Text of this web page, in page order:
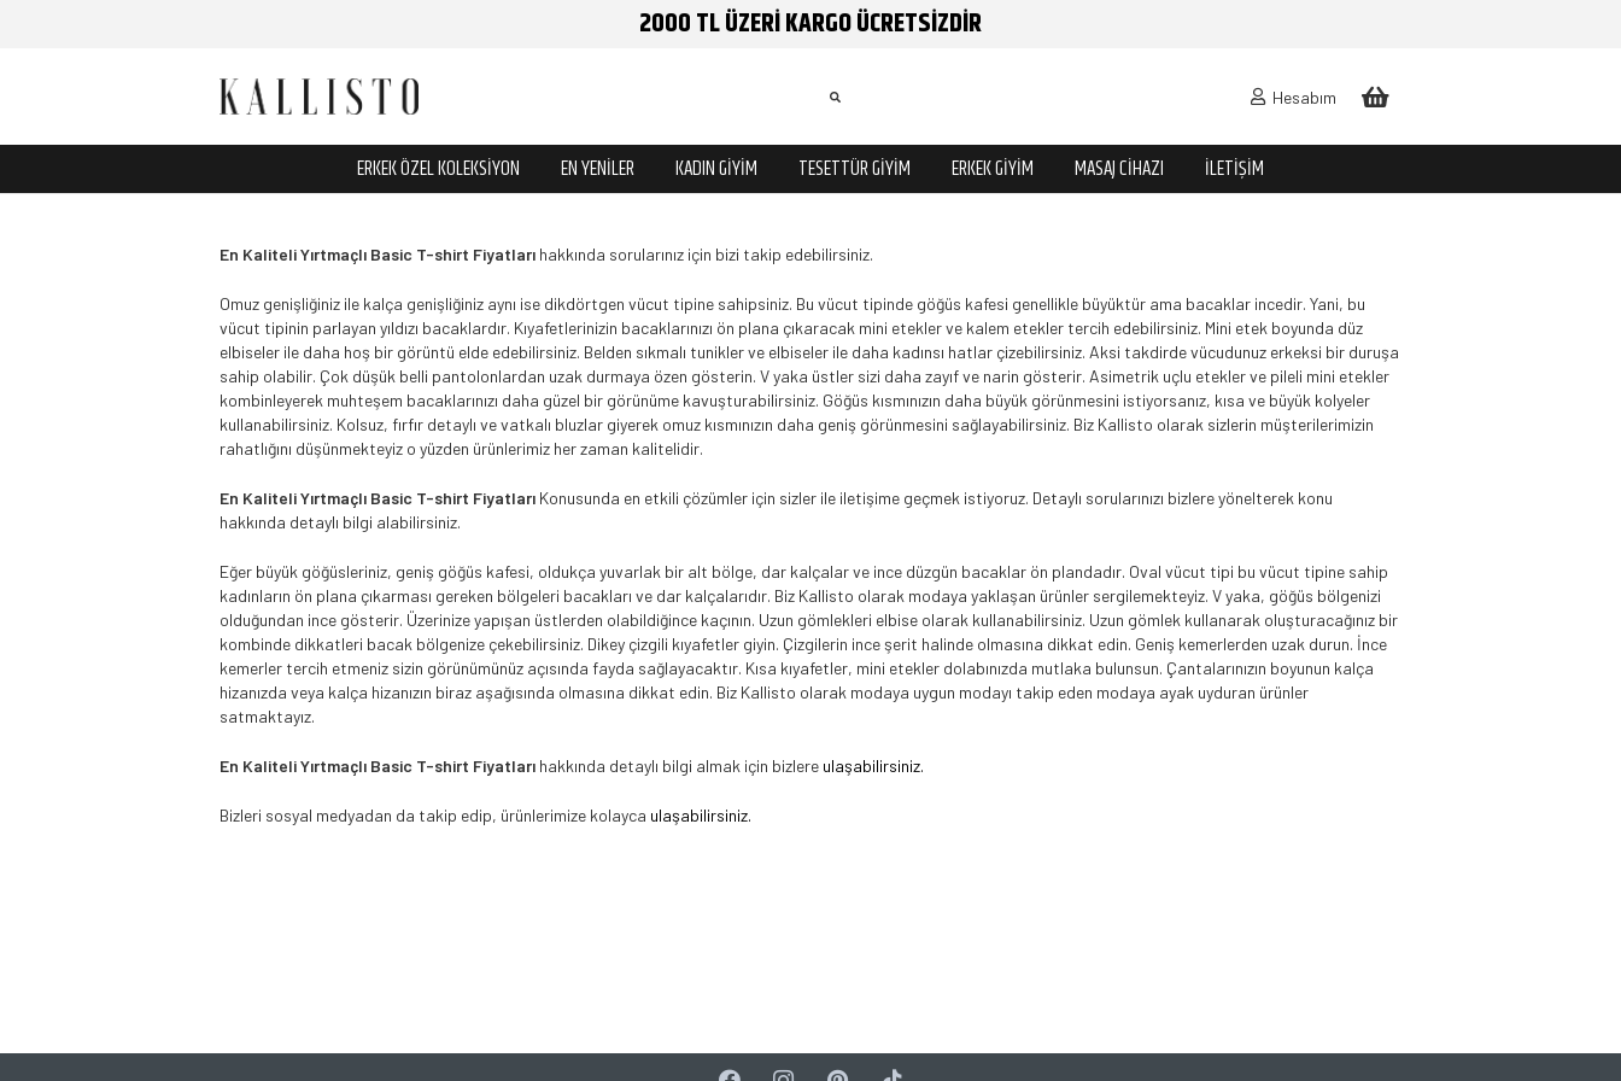
2000 TL ÜZERİ KARGO ÜCRETSİZDİR
Hesabım
ERKEK ÖZEL KOLEKSİYON EN YENİLER KADIN GİYİM TESETTÜR GİYİM ERKEK GİYİM MASAJ CIHAZI İLETIŞIM
En Kaliteli Yırtmaçlı Basic T-shirt Fiyatları hakkında sorularınız için bizi takip edebilirsiniz.
Omuz genişliğiniz ile kalça genişliğiniz aynı ise dikdörtgen vücut tipine sahipsiniz. Bu vücut tipinde göğüs kafesi genellikle büyüktür ama bacaklar incedir. Yani, bu
vücut tipinin parlayan yıldızı bacaklardır. Kıyafetlerinizin bacaklarınızı ön plana çıkaracak mini etekler ve kalem etekler tercih edebilirsiniz. Mini etek boyunda düz
elbiseler ile daha hoş bir görüntü elde edebilirsiniz. Belden sıkmalı tunikler ve elbiseler ile daha kadınsı hatlar çizebilirsiniz. Aksi takdirde vücudunuz erkeksi bir duruşa
sahip olabilir. Çok düşük belli pantolonlardan uzak durmaya özen gösterin. V yaka üstler sizi daha zayıf ve narin gösterir. Asimetrik uçlu etekler ve pileli mini etekler
kombinleyerek muhteşem bacaklarınızı daha güzel bir görünüme kavuşturabilirsiniz. Göğüs kısmınızın daha büyük görünmesini istiyorsanız, kısa ve büyük kolyeler
kullanabilirsiniz. Kolsuz, fırfır detaylı ve vatkalı bluzlar giyerek omuz kısmınızın daha geniş görünmesini sağlayabilirsiniz. Biz Kallisto olarak sizlerin müşterilerimizin
rahatlığını düşünmekteyiz o yüzden ürünlerimiz her zaman kalitelidir.
En Kaliteli Yırtmaçlı Basic T-shirt Fiyatları Konusunda en etkili çözümler için sizler ile iletişime geçmek istiyoruz. Detaylı sorularınızı bizlere yönelterek konu
hakkında detaylı bilgi alabilirsiniz.
Eğer büyük göğüsleriniz, geniş göğüs kafesi, oldukça yuvarlak bir alt bölge, dar kalçalar ve ince düzgün bacaklar ön plandadır. Oval vücut tipi bu vücut tipine sahip
kadınların ön plana çıkarması gereken bölgeleri bacakları ve dar kalçalarıdır. Biz Kallisto olarak modaya yaklaşan ürünler sergilemekteyiz. V yaka, göğüs bölgenizi
olduğundan ince gösterir. Üzerinize yapışan üstlerden olabildiğince kaçının. Uzun gömlekleri elbise olarak kullanabilirsiniz. Uzun gömlek kullanarak oluşturacağınız bir
kombinde dikkatleri bacak bölgenize çekebilirsiniz. Dikey çizgili kıyafetler giyin. Çizgilerin ince şerit halinde olmasına dikkat edin. Geniş kemerlerden uzak durun. İnce
kemerler tercih etmeniz sizin görünümünüz açısında fayda sağlayacaktır. Kısa kıyafetler, mini etekler dolabınızda mutlaka bulunsun. Çantalarınızın boyunun kalça
hizanızda veya kalça hizanızın biraz aşağısında olmasına dikkat edin. Biz Kallisto olarak modaya uygun modayı takip eden modaya ayak uyduran ürünler
satmaktayız.
En Kaliteli Yırtmaçlı Basic T-shirt Fiyatları hakkında detaylı bilgi almak için bizlere ulaşabilirsiniz.
Bizleri sosyal medyadan da takip edip, ürünlerimize kolayca ulaşabilirsiniz.